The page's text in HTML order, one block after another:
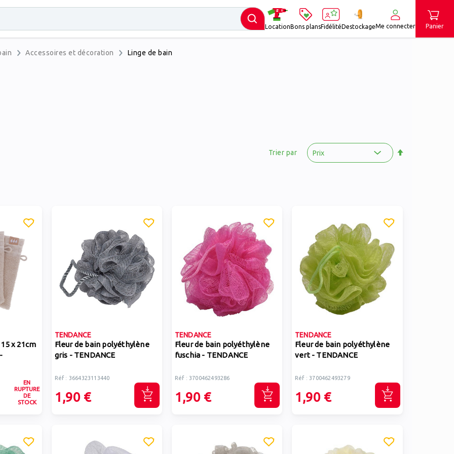
LocationBons plansFidélitéDestockageMe connecter Panier
Accessoires et décoration Linge de bain
Trier par
x 21cm
EN
RUPTURE
DE
STOCK
TENDANCE
Fleur de bain polyéthylène
gris - TENDANCE
Réf : 3664323113440
1,90 €
TENDANCE
Fleur de bain polyéthylène
fuschia - TENDANCE
Réf : 3700462493286
1,90 €
TENDANCE
Fleur de bain polyéthylène
vert - TENDANCE
Réf : 3700462493279
1,90 €